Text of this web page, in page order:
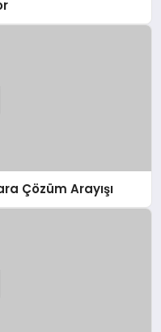
Çözüm Arayışı